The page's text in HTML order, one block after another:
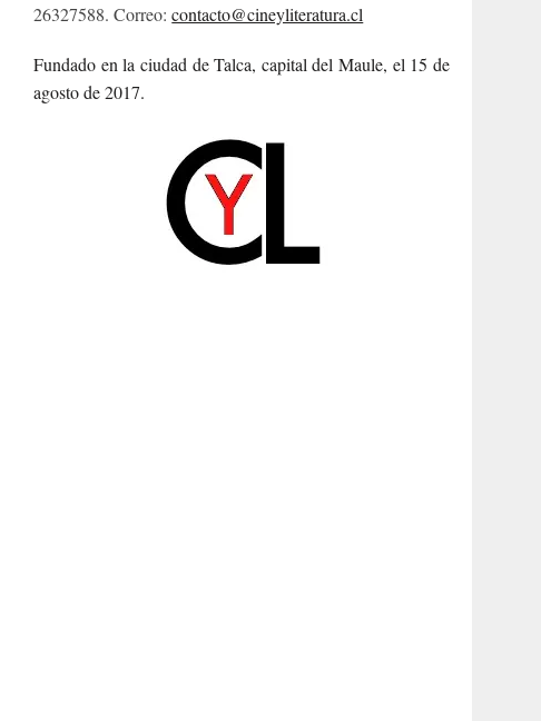
26327588. Correo:contacto@cineyliteratura.cl
Fundado en la ciudad de Talca, capital del Maule, el 15 de
agosto de 2017.